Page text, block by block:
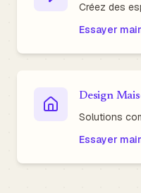
Créez des
Essayer
Design
Solutions
Essayer